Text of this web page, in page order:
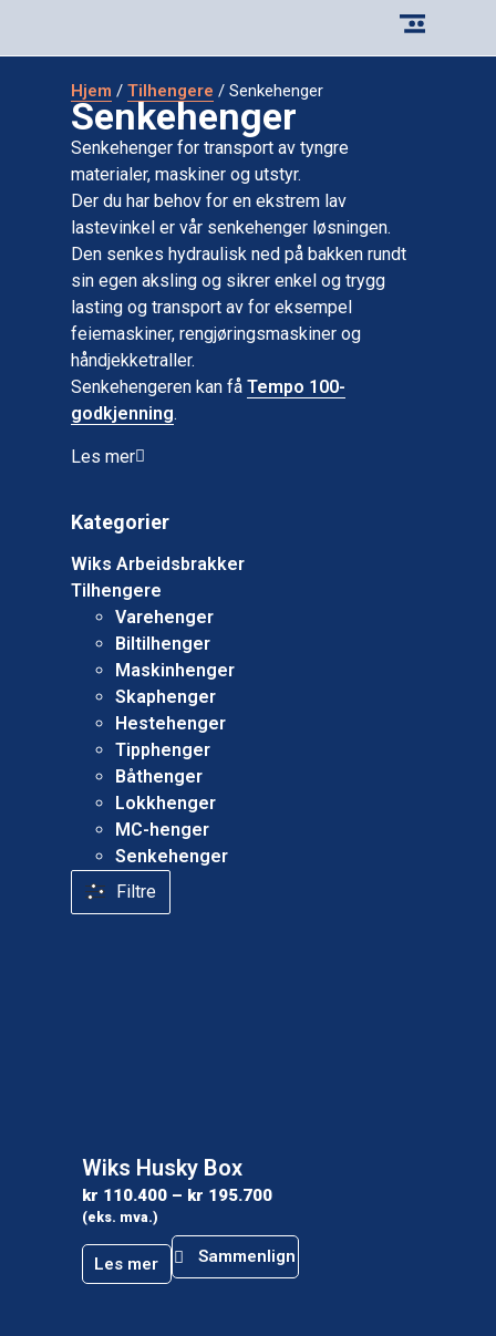
Hjem / Tilhengere / Senkehenger
Senkehenger
Senkehenger for transport av tyngre
materialer, maskiner og utstyr.
Der du har behov for en ekstrem lav
lastevinkel er vår senkehenger løsningen.
Den senkes hydraulisk ned på bakken rundt
sin egen aksling og sikrer enkel og trygg
lasting og transport av for eksempel
feiemaskiner, rengjøringsmaskiner og
håndjekketraller.
Senkehengeren kan få Tempo 100-
godkjenning.
Les mer
Kategorier
Wiks Arbeidsbrakker
Tilhengere
Varehenger
Biltilhenger
Maskinhenger
Skaphenger
Hestehenger
Tipphenger
Båthenger
Lokkhenger
MC-henger
Senkehenger
Filtre
Wiks Husky Box
kr 110.400 – kr 195.700
(eks. mva.)
Les mer Sammenlign